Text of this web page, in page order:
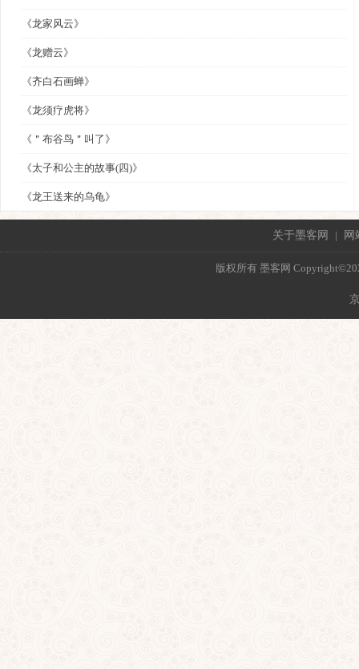
《龙家风云》
《龙赠云》
《齐白石画蝉》
《龙须疗虎将》
《＂布谷鸟＂叫了》
《太子和公主的故事(四)》
《龙王送来的乌龟》
关于墨客网 | 网
版权所有 墨客网